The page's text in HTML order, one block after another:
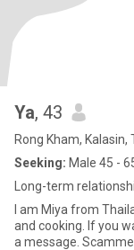
Ya, 43
Rong Kham, Kalasin,
Seeking: Male 45 -
Long-term
I am Miya from
and cooking. If you
a message.